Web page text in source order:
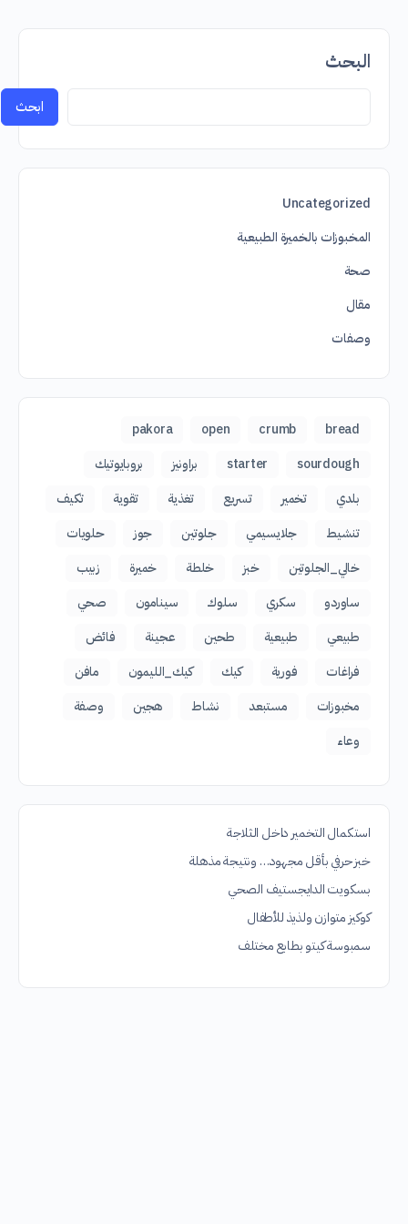
البحث
ابحث
Uncategorized
المخبوزات بالخميرة الطبيعية
صحة
مقال
وصفات
bread
crumb
open
pakora
sourdough
starter براونيز
بروبايوتيك
بلدي
تخمير تسريع تغذية تقوية
تكيف
تنشيط
جلايسيمي جلوتين جوز
حلويات
خالي_الجلوتين
خبز خلطة خميرة
زبيب
ساوردو
سكري سلوك سينامون
صحي
طبيعي
طبيعية طحين عجينة
فائض
فراغات
فورية كيك كيك_الليمون
مافن
مخبوزات
مستبعد نشاط هجين
وصفة
وعاء
استكمال التخمير داخل الثلاجة
خبز حرفي بأقل مجهود… ونتيجة مذهلة
بسكويت الدايجستيف الصحي
كوكيز متوازن ولذيذ للأطفال
سمبوسة كيتو بطابع مختلف